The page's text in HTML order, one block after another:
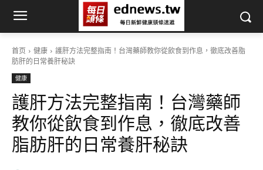
首页 健康
護肝方法完整指南！台灣藥師教你從飲食到作息，徹底改善脂
肪肝的日常養肝秘訣
健康
護肝方法完整指南！台灣藥師
教你從飲食到作息，徹底改善
脂肪肝的日常養肝秘訣